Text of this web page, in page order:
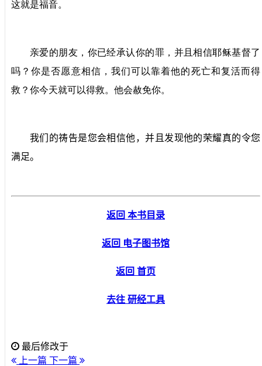
这就是福音。
亲爱的朋友，你已经承认你的罪，并且相信耶稣基督了
吗？你是否愿意相信，我们可以靠着他的死亡和复活而得
救？你今天就可以得救。他会赦免你。
我们的祷告是您会相信他，并且发现他的荣耀真的令您
满足。
返回 本书目录
返回 电子图书馆
返回 首页
去往 研经工具
最后修改于
上一篇 下一篇